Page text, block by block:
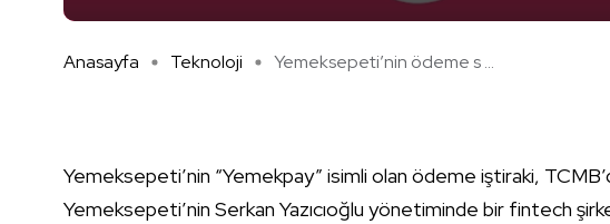
Anasayfa Teknoloji Yemeksepeti’nin ödeme s ...
Yemeksepeti’nin “Yemekpay” isimli olan ödeme iştiraki,
Yemeksepeti’nin Serkan Yazıcıoğlu yönetiminde bir fintech